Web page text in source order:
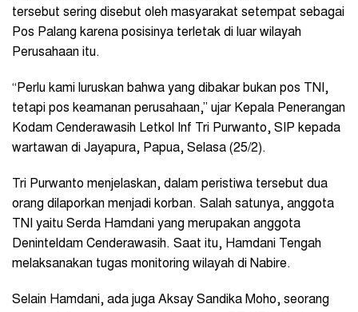
tersebut sering disebut oleh masyarakat setempat sebagai
Pos Palang karena posisinya terletak di luar wilayah
Perusahaan itu.
“Perlu kami luruskan bahwa yang dibakar bukan pos TNI,
tetapi pos keamanan perusahaan,” ujar Kepala Penerangan
Kodam Cenderawasih Letkol Inf Tri Purwanto, SIP kepada
wartawan di Jayapura, Papua, Selasa (25/2).
Tri Purwanto menjelaskan, dalam peristiwa tersebut dua
orang dilaporkan menjadi korban. Salah satunya, anggota
TNI yaitu Serda Hamdani yang merupakan anggota
Deninteldam Cenderawasih. Saat itu, Hamdani Tengah
melaksanakan tugas monitoring wilayah di Nabire.
Selain Hamdani, ada juga Aksay Sandika Moho, seorang